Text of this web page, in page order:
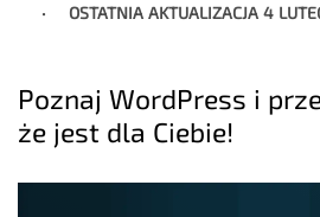
OSTATNIA AKTUALIZACJA4
Poznaj WordPress i
że jest dla Ciebie!